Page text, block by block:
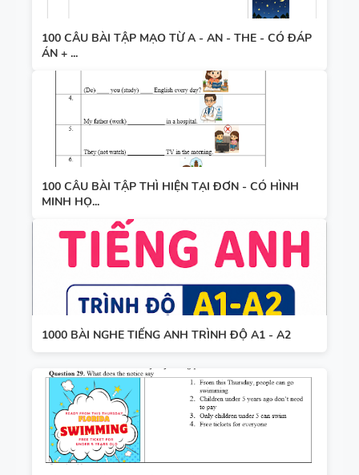
100 CÂU BÀI TẬP MẠO TỪ A - AN - THE - CÓ ĐÁP
ÁN + ...
100 CÂU BÀI TẬP THÌ HIỆN TẠI ĐƠN - CÓ HÌNH
MINH HỌ...
1000 BÀI NGHE TIẾNG ANH TRÌNH ĐỘ A1 - A2